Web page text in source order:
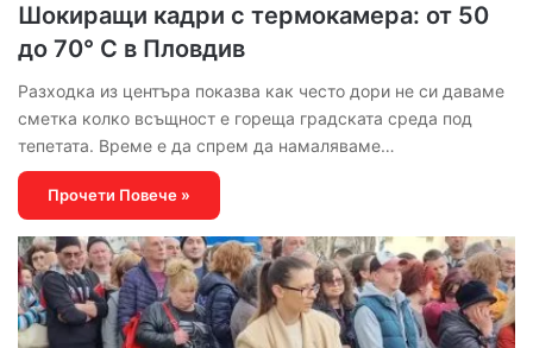
Шокиращи кадри с термокамера: от 50
до 70° С в Пловдив
Разходка из центъра показва как често дори не си даваме
сметка колко всъщност е гореща градската среда под
тепетата. Време е да спрем да намаляваме…
Прочети Повече »